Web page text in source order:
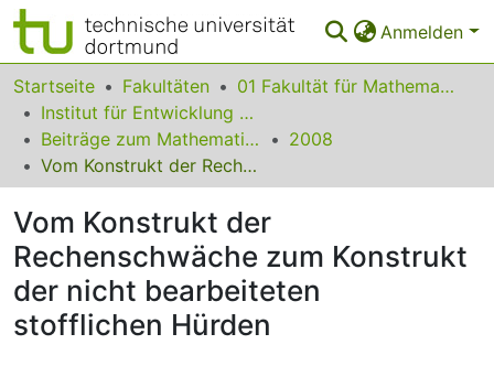
Anmelden
Bereiche & Sammlungen
Das gesamte Repositorium
Statistiken
FAQ
Leitlinien
Zurück zur Startseite
Startseite Fakultäten
01 Fakultät für Mathematik
Institut für Entwicklung und Erforschung des Mathematikunterrichts
Beiträge zum Mathematikunterricht
2008
Vom Konstrukt der Rechenschwäche zum Konstrukt der nicht bearbeiteten stofflichen Hürden
Vom Konstrukt der
Rechenschwäche zum Konstrukt
der nicht bearbeiteten
stofflichen Hürden